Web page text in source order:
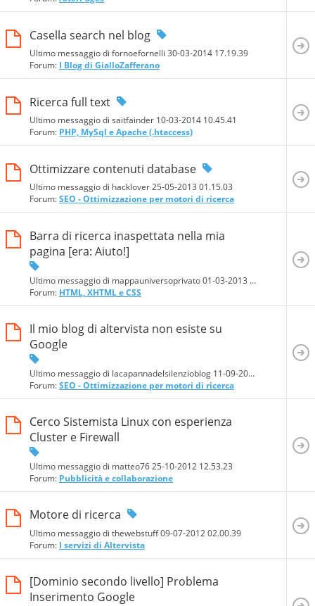
Casella search nel blog
Ultimo messaggio di fornoefornelli 30-03-2014 17.19.39
Forum: I Blog di GialloZafferano
Ricerca full text
Ultimo messaggio di saitfainder 10-03-2014 10.45.41
Forum: PHP, MySql e Apache (.htaccess)
Ottimizzare contenuti database
Ultimo messaggio di hacklover 25-05-2013 01.15.03
Forum:SEO - Ottimizzazione per motori di ricerca
Barra di ricerca inaspettata nella mia
pagina [era: Aiuto!]
Ultimo messaggio di mappauniversoprivato 01-03-2013
01.36.40
Forum: HTML, XHTML e CSS
Il mio blog di altervista non esiste su
Google
Ultimo messaggio di lacapannadelsilenzioblog 11-09-2014
Forum:SEO - Ottimizzazione per motori di ricerca
Cerco Sistemista Linux con esperienza
Cluster e Firewall
Ultimo messaggio di matteo76 25-10-2012 12.53.23
Forum: Pubblicità e collaborazione
Motore di ricerca
Ultimo messaggio di thewebstuff 09-07-201202.00.39
Forum: I servizi di Altervista
[Dominio secondo livello] Problema
Inserimento Google